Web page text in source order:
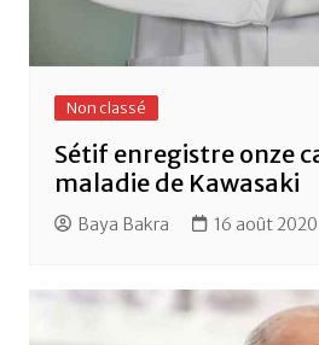
Non classé
Sétif enregistre onze
maladie de Kawasaki
Baya Bakra 16 août 2020